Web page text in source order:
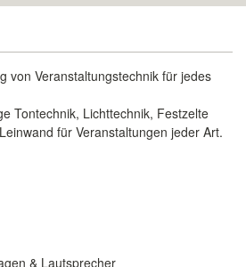
von Veranstaltungstechnik für jedes
Tontechnik, Lichttechnik, Festzelte
für Veranstaltungen jeder Art.
& Lautsprecher